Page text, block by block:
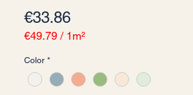
€33.86Price
€49.79 / 1m²
per
1
Square
Color *